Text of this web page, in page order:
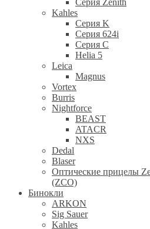
Cерия Zenith
Kahles
Серия K
Серия 624i
Серия С
Helia 5
Leica
Magnus
Vortex
Burris
Nightforce
BEAST
ATACR
NXS
Dedal
Blaser
Оптические прицелы
(ZCO)
Бинокли
ARKON
Sig Sauer
Kahles